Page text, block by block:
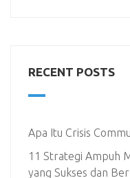
RECENT POSTS
Apa Itu Crisis
11 Strategi Ampuh
yang Sukses dan